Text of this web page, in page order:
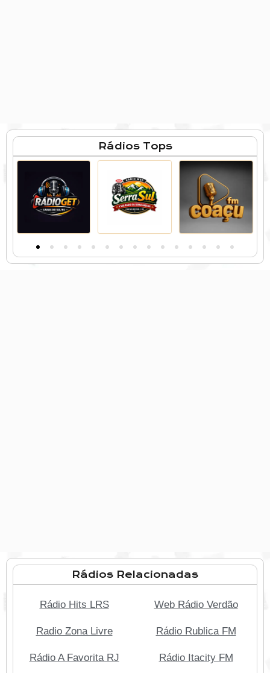
Rádios Tops
Rádios Relacionadas
Rádio Hits LRS Web Rádio Verdão
Radio Zona Livre Rádio Rublica FM
Rádio A Favorita RJ Rádio Itacity FM